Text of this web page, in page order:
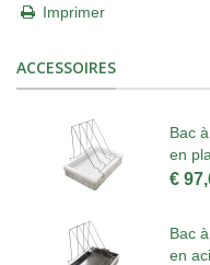
Imprimer
ACCESSOIRES
Bac
en
€
Bac
en